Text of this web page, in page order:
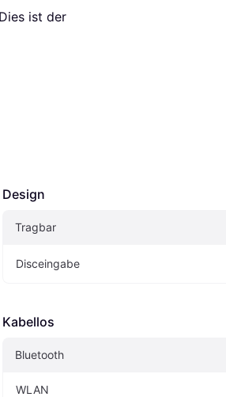
ist der
Design
Tragbar
Disceingabe
Kabellos
Bluetooth
WLAN